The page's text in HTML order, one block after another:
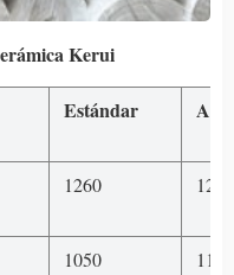
Kerui
Estándar Alta
1260 1260
1050 1100